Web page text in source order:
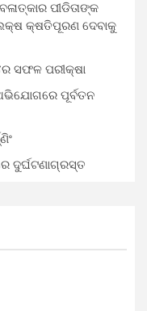
ପୀଡିତାଙ୍କ
କ୍ଷତିପୂରଣ ଦେବାକୁ
ସଫଳ ପରୀକ୍ଷା
ପୂର୍ବତନ
ଦୁର୍ଘଟଣାଗ୍ରସ୍ତ